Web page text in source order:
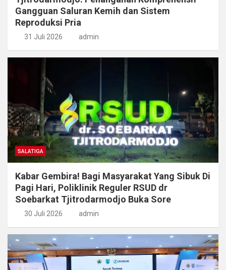
Gangguan Saluran Kemih dan Sistem
Reproduksi Pria
31 Juli 2026 admin
SALATIGA
Kabar Gembira! Bagi Masyarakat Yang Sibuk Di
Pagi Hari, Poliklinik Reguler RSUD dr
Soebarkat Tjitrodarmodjo Buka Sore
30 Juli 2026 admin